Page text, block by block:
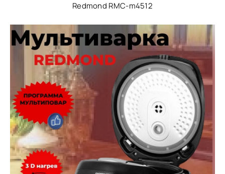
Redmond RMC-m4512